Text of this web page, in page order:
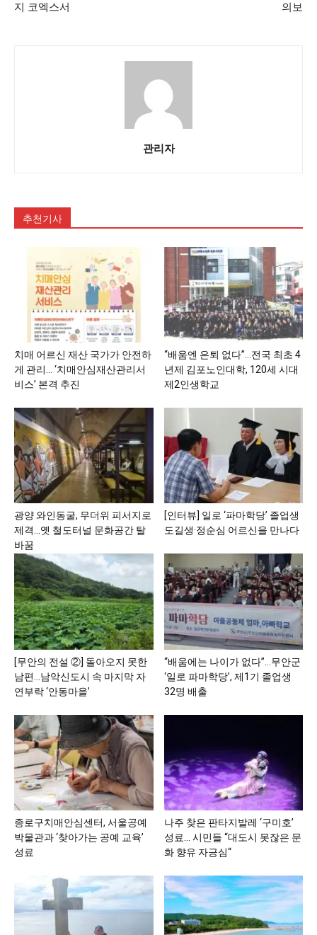
지 코엑스서
의보
관리자
추천기사
치매 어르신 재산 국가가 안전하
게 관리… ‘치매안심재산관리서
비스’ 본격 추진
“배움엔 은퇴 없다”…전국 최초 4
년제 김포노인대학, 120세 시대
제2인생학교
광양 와인동굴, 무더위 피서지로
제격…옛 철도터널 문화공간 탈
바꿈
[인터뷰] 일로 ‘파마학당’ 졸업생
도길생·정순심 어르신을 만나다
[무안의 전설 ②] 돌아오지 못한
남편…남악신도시 속 마지막 자
연부락 ‘안동마을’
“배움에는 나이가 없다”…무안군
‘일로 파마학당’, 제1기 졸업생
32명 배출
종로구치매안심센터, 서울공예
박물관과 ‘찾아가는 공예 교육’
성료
나주 찾은 판타지발레 ‘구미호’
성료… 시민들 “대도시 못잖은 문
화 향유 자긍심“